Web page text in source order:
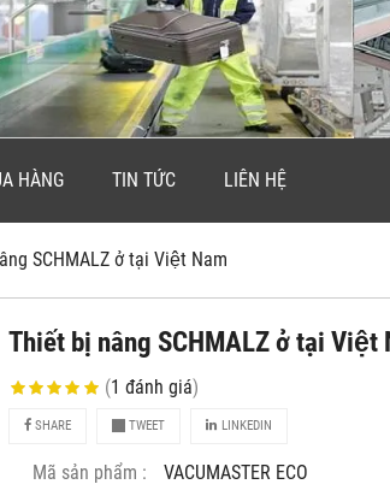
HÀNG TIN TỨC LIÊN HỆ
SCHMALZ ở tại Việt Nam
Thiết bị nâng SCHMALZ ở tại Việt
(1đánh giá)
SHARE TWEET LINKEDIN
Mã sản phẩm :
VACUMASTER ECO